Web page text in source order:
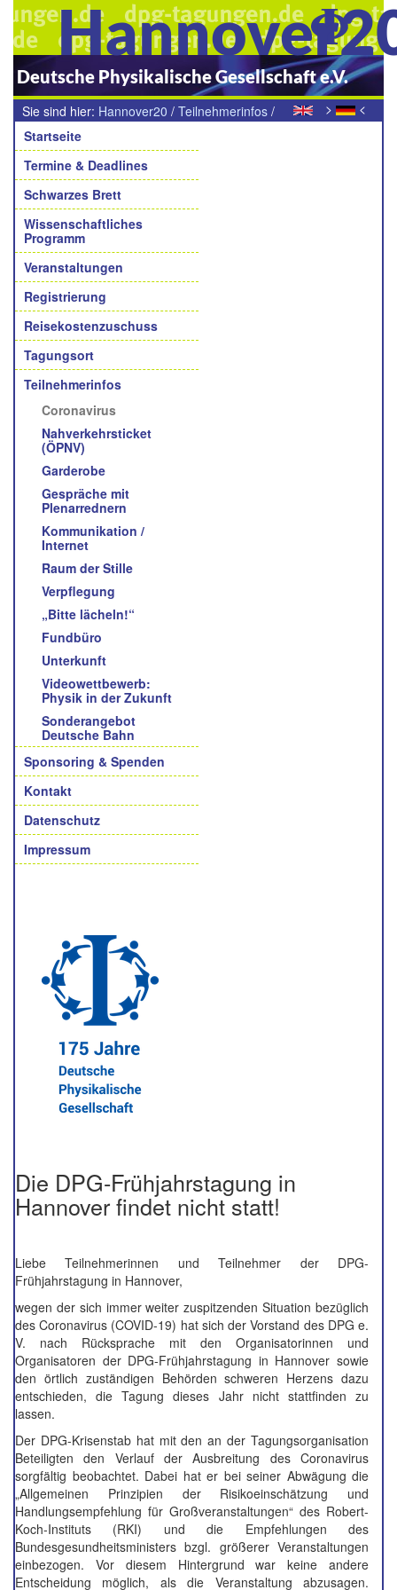
Deutsche Physikalische Gesellschaft e.V.
> <
Sie sind hier: Hannover20 / Teilnehmerinfos /
Die DPG-Frühjahrstagung in Hannover findet nicht statt!
Navigation
Startseite
Termine & Deadlines
Schwarzes Brett
Wissenschaftliches
Programm
Veranstaltungen
Registrierung
Reisekostenzuschuss
Tagungsort
Teilnehmerinfos
Coronavirus
Nahverkehrsticket
(ÖPNV)
Garderobe
Gespräche mit
Plenarrednern
Kommunikation /
Internet
Raum der Stille
Verpflegung
„Bitte lächeln!“
Fundbüro
Unterkunft
Videowettbewerb:
Physik in der Zukunft
Sonderangebot
Deutsche Bahn
Sponsoring & Spenden
Kontakt
Datenschutz
Impressum
Die DPG-Frühjahrstagung in
Hannover findet nicht statt!
Liebe Teilnehmerinnen und Teilnehmer der DPG-
Frühjahrstagung in Hannover,
wegen der sich immer weiter zuspitzenden Situation bezüglich
des Coronavirus (COVID-19) hat sich der Vorstand des DPG e.
V. nach Rücksprache mit den Organisatorinnen und
Organisatoren der DPG-Frühjahrstagung in Hannover sowie
den örtlich zuständigen Behörden schweren Herzens dazu
entschieden, die Tagung dieses Jahr nicht stattfinden zu
lassen.
Der DPG-Krisenstab hat mit den an der Tagungsorganisation
Beteiligten den Verlauf der Ausbreitung des Coronavirus
sorgfältig beobachtet. Dabei hat er bei seiner Abwägung die
„Allgemeinen Prinzipien der Risikoeinschätzung und
Handlungsempfehlung für Großveranstaltungen“ des Robert-
Koch-Instituts (RKI) und die Empfehlungen des
Bundesgesundheitsministers bzgl. größerer Veranstaltungen
einbezogen. Vor diesem Hintergrund war keine andere
Entscheidung möglich, als die Veranstaltung abzusagen.